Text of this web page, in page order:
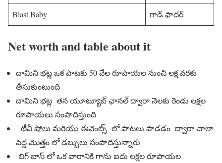
Blast Baby గాడ్ ఫాదర్
Net worth and table about it
దామిని భట్ల ఒక పాటకు 50 వేల రూపాయల నుంచి లక్ష వరకు
తీసుకుంటుంది
దామిని భట్ల తన యూట్యూబ్ ఛానల్ ద్వారా నెలకు రెండు లక్షల
రూపాయలు సంపాదిస్తుంది
టీవీ షోలు మరియు ఈవెంట్స్ లో పాటలు పాడడం ద్వారా చాలా
పెద్ద మొత్తం లో డబ్బులు సంపాదిస్తున్నారు
బిగ్ బాస్ లో ఒక వారానికి గాను ఐదు లక్షల రూపాయల